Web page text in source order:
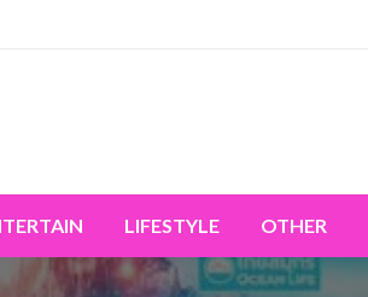
LIFESTYLE OTHER